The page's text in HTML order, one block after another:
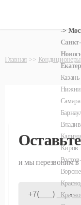
Главная Кондиционеры